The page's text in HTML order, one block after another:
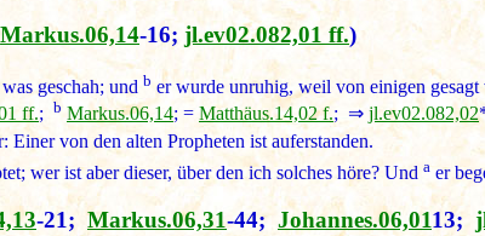
Markus.06,14-16; jl.ev02.082,01 ff.)
geschah; und b er wurde unruhig, weil von einigen
ff.; b Markus.06,14; = Matthäus.14,02 f.; ⇒ jl.ev02.082,02
von den alten Propheten ist auferstanden.
wer ist aber dieser, über den ich solches höre? Und aer
-21; Markus.06,31-44; Johannes.06,0113;